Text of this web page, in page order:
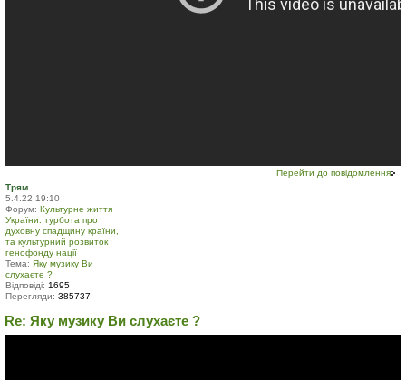
Перейти до повідомлення
Трям
5.4.22 19:10
Форум: Культурне життя
України: турбота про
духовну спадщину країни,
та культурний розвиток
генофонду нації
Тема: Яку музику Ви
слухаєте ?
Відповіді: 1695
Перегляди: 385737
Re: Яку музику Ви слухаєте ?